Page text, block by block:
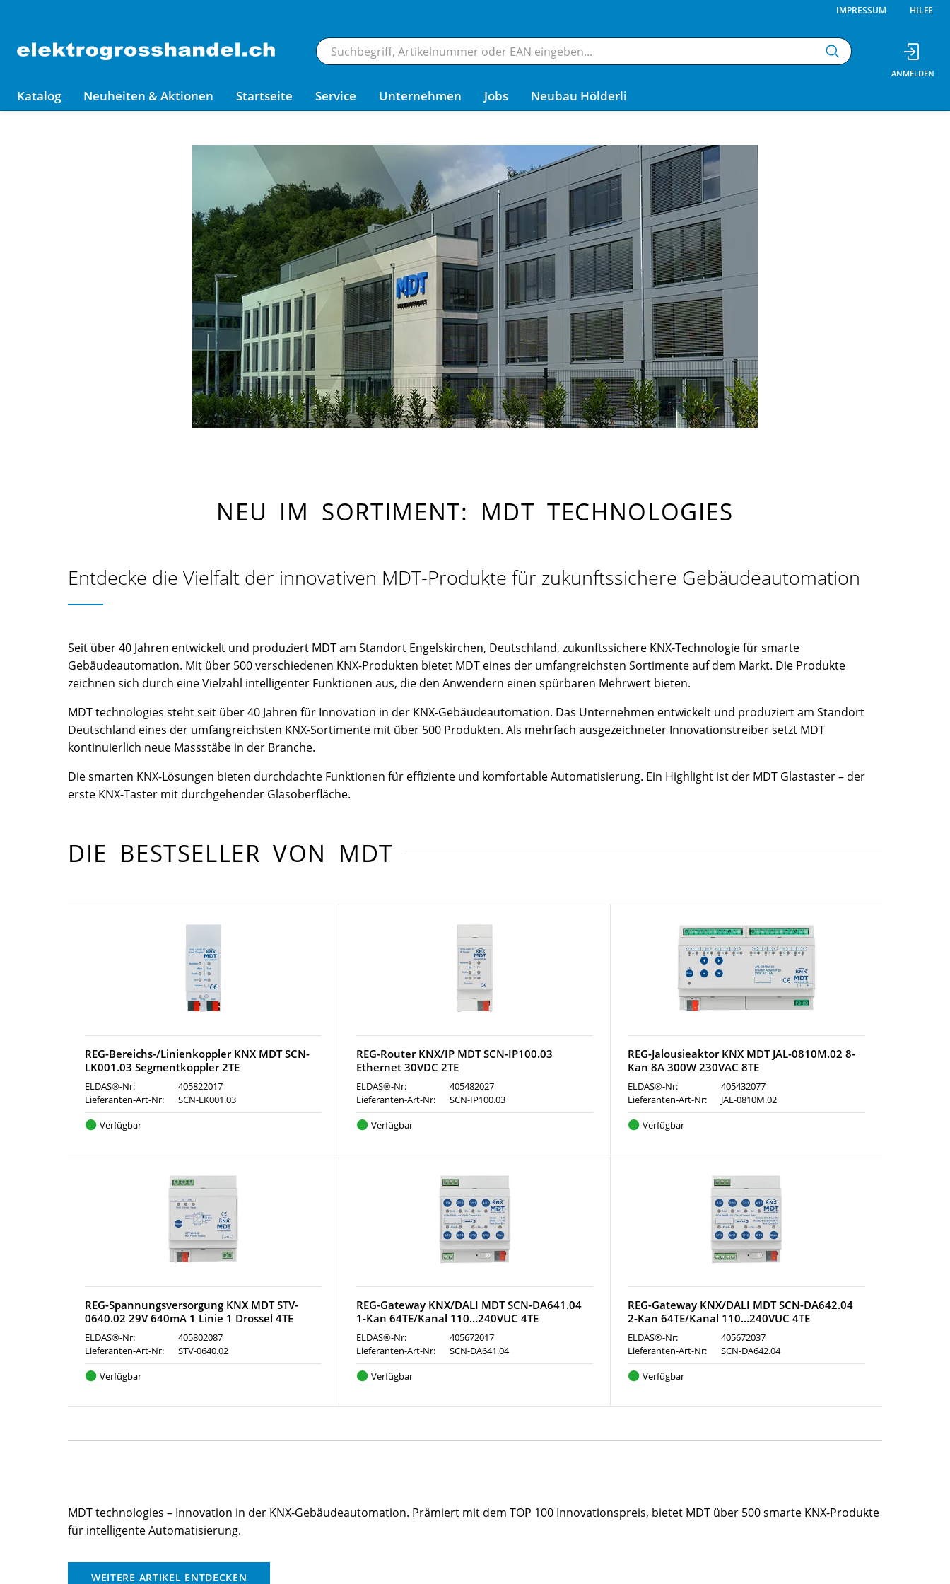
IMPRESSUM HILFE
Katalog Neuheiten & Aktionen Startseite Service Unternehmen Jobs Neubau Hölderli
NEU IM SORTIMENT: MDT TECHNOLOGIES
Entdecke die Vielfalt der innovativen MDT-Produkte für zukunftssichere Gebäudeautomation
Seit über 40 Jahren entwickelt und produziert MDT am Standort Engelskirchen, Deutschland, zukunftssichere KNX-Technologie für smarte
Gebäudeautomation. Mit über 500 verschiedenen KNX-Produkten bietet MDT eines der umfangreichsten Sortimente auf dem Markt. Die Produkte
zeichnen sich durch eine Vielzahl intelligenter Funktionen aus, die den Anwendern einen spürbaren Mehrwert bieten.
MDT technologies steht seit über 40 Jahren für Innovation in der KNX-Gebäudeautomation. Das Unternehmen entwickelt und produziert am Standort
Deutschland eines der umfangreichsten KNX-Sortimente mit über 500 Produkten. Als mehrfach ausgezeichneter Innovationstreiber setzt MDT
kontinuierlich neue Massstäbe in der Branche.
Die smarten KNX-Lösungen bieten durchdachte Funktionen für effiziente und komfortable Automatisierung. Ein Highlight ist der MDT Glastaster – der
erste KNX-Taster mit durchgehender Glasoberfläche.
DIE BESTSELLER VON MDT
REG-Bereichs-/Linienkoppler KNX MDT SCN-
LK001.03 Segmentkoppler 2TE
ELDAS®-Nr:
405822017
Lieferanten-Art-Nr:
SCN-LK001.03
Verfügbar
REG-Router KNX/IP MDT SCN-IP100.03
Ethernet 30VDC 2TE
ELDAS®-Nr:
405482027
Lieferanten-Art-Nr:
SCN-IP100.03
Verfügbar
REG-Jalousieaktor KNX MDT JAL-0810M.02 8-
Kan 8A 300W 230VAC 8TE
ELDAS®-Nr:
405432077
Lieferanten-Art-Nr:
JAL-0810M.02
Verfügbar
REG-Spannungsversorgung KNX MDT STV-
0640.02 29V 640mA 1 Linie 1 Drossel 4TE
ELDAS®-Nr:
405802087
Lieferanten-Art-Nr:
STV-0640.02
Verfügbar
REG-Gateway KNX/DALI MDT SCN-DA641.04
1-Kan 64TE/Kanal 110…240VUC 4TE
ELDAS®-Nr:
405672017
Lieferanten-Art-Nr:
SCN-DA641.04
Verfügbar
REG-Gateway KNX/DALI MDT SCN-DA642.04
2-Kan 64TE/Kanal 110…240VUC 4TE
ELDAS®-Nr:
405672037
Lieferanten-Art-Nr:
SCN-DA642.04
Verfügbar
MDT technologies – Innovation in der KNX-Gebäudeautomation. Prämiert mit dem TOP 100 Innovationspreis, bietet MDT über 500 smarte KNX-Produkte
für intelligente Automatisierung.
WEITERE ARTIKEL ENTDECKEN